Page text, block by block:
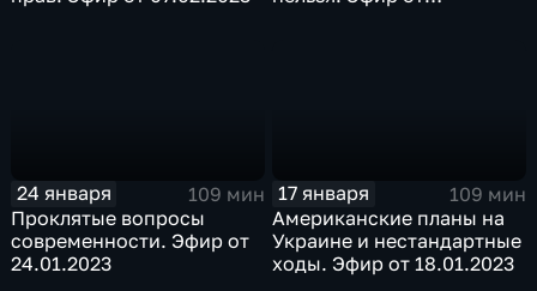
24 января
109 мин
Проклятые вопросы
современности. Эфир от
24.01.2023
17 января
109 мин
Американские планы на
Украине и нестандартные
ходы. Эфир от 18.01.2023